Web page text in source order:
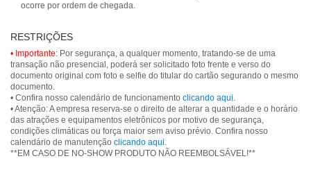
ocorre por ordem de chegada.
RESTRIÇÕES
• Importante: Por segurança, a qualquer momento, tratando-se de uma
transação não presencial, poderá ser solicitado foto frente e verso do
documento original com foto e selfie do titular do cartão segurando o mesmo
documento.
• Confira nosso calendário de funcionamento clicando aqui.
• Atenção: A empresa reserva-se o direito de alterar a quantidade e o horário
das atrações e equipamentos eletrônicos por motivo de segurança,
condições climáticas ou força maior sem aviso prévio. Confira nosso
calendário de manutenção clicando aqui.
**EM CASO DE NO-SHOW PRODUTO NÃO REEMBOLSÁVEL!**